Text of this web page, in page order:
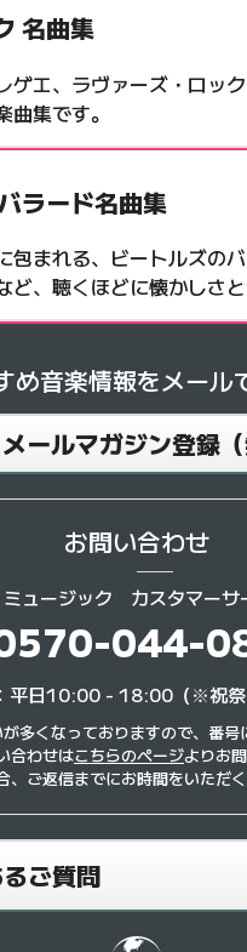
名曲集
ゲエ、ラヴァーズ・ロッ
集です。
ラード名曲集
まれる、ビートルズの
、聴くほどに懐かしさ
め音楽情報をメール
メールマガジン登録（
お問い合わせ
ュージック カスタマーサ
044-
平日10:00 - 18:00（※祝祭
多くなっておりますので、番号
合わせはこちらのページよりお
ご返信までにお時間をいただ
ご質問